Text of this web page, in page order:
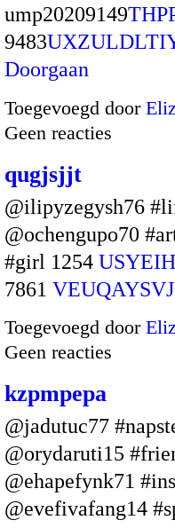
ump20209149
9483
Doorgaan
Toegevoegd door
Geen reacties
qugjsjjt
@ilipyzegysh76
@ochengupo70
#girl 1254
7861
Toegevoegd door
Geen reacties
kzpmpepa
@jadutuc77
@orydaruti15
@ehapefynk71
@evefivafang14